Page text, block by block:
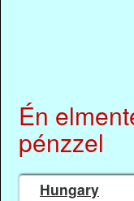
Én
pénzzel
Hungary